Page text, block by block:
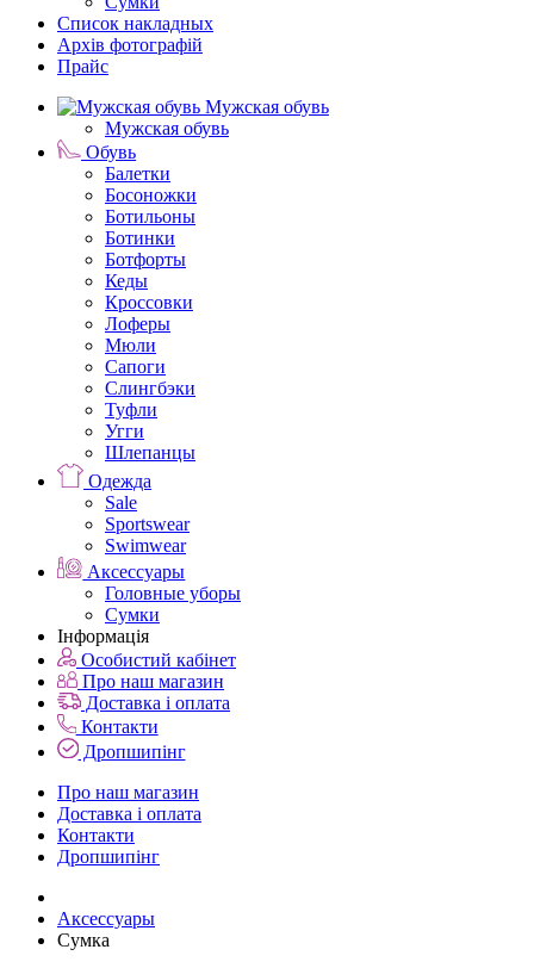
Список накладных
Архів фотографій
Прайс
Мужская обувь
Мужская обувь
Обувь
Балетки
Босоножки
Ботильоны
Ботинки
Ботфорты
Кеды
Кроссовки
Лоферы
Мюли
Сапоги
Слингбэки
Туфли
Угги
Шлепанцы
Одежда
Sale
Sportswear
Swimwear
Аксессуары
Головные уборы
Сумки
Інформація
Особистий кабінет
Про наш магазин
Доставка і оплата
Контакти
Дропшипінг
Про наш магазин
Доставка і оплата
Контакти
Дропшипінг
Аксессуары
Сумка